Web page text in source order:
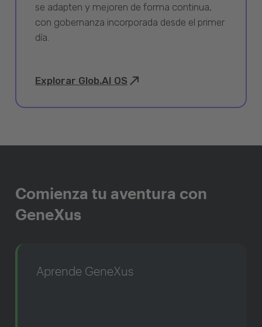
se adapten y mejoren de forma continua,
con gobernanza incorporada desde el primer
día.
Explorar Glob.AI OS
Comienza tu aventura con
GeneXus
Aprende GeneXus